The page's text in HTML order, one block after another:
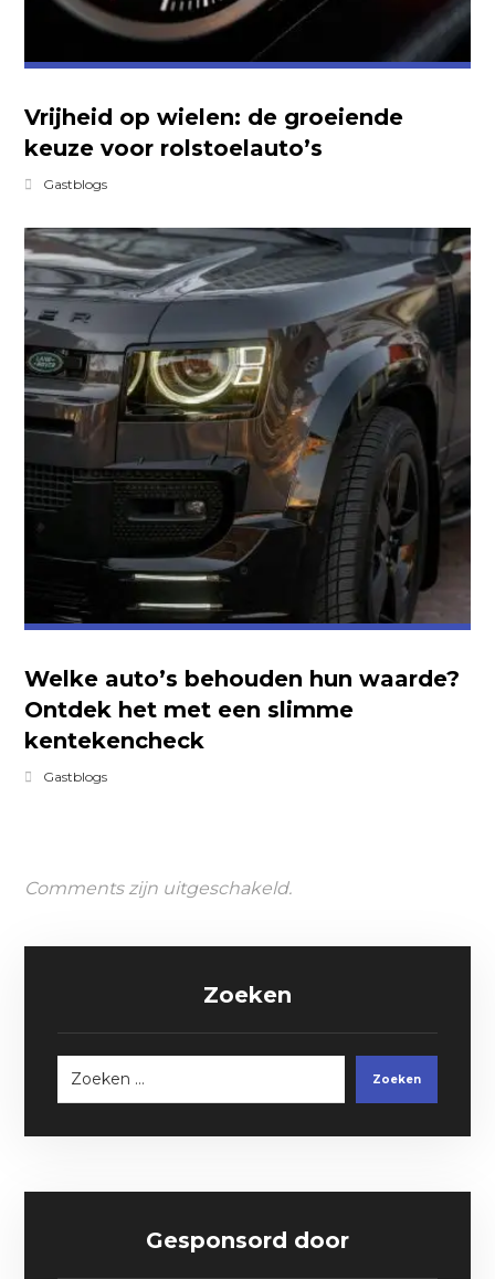
Vrijheid op wielen: de groeiende
keuze voor rolstoelauto’s
Gastblogs
Welke auto’s behouden hun waarde?
Ontdek het met een slimme
kentekencheck
Gastblogs
Comments zijn uitgeschakeld.
Zoeken
Zoeken
Gesponsord door